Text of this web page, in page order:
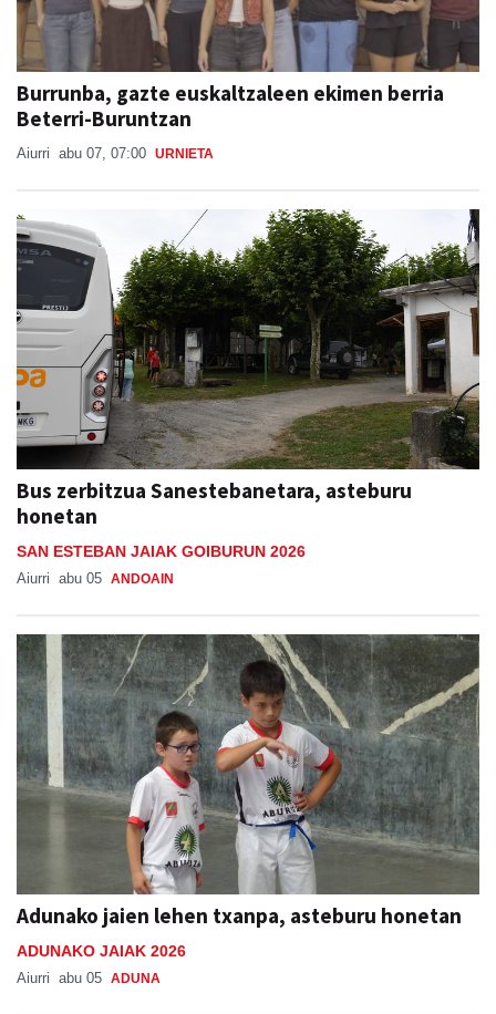
Burrunba, gazte euskaltzaleen ekimen berria
Beterri-Buruntzan
Aiurri abu 07, 07:00 URNIETA
Bus zerbitzua Sanestebanetara, asteburu
honetan
SAN ESTEBAN JAIAK GOIBURUN 2026
Aiurri abu 05 ANDOAIN
Adunako jaien lehen txanpa, asteburu honetan
ADUNAKO JAIAK 2026
Aiurri abu 05 ADUNA